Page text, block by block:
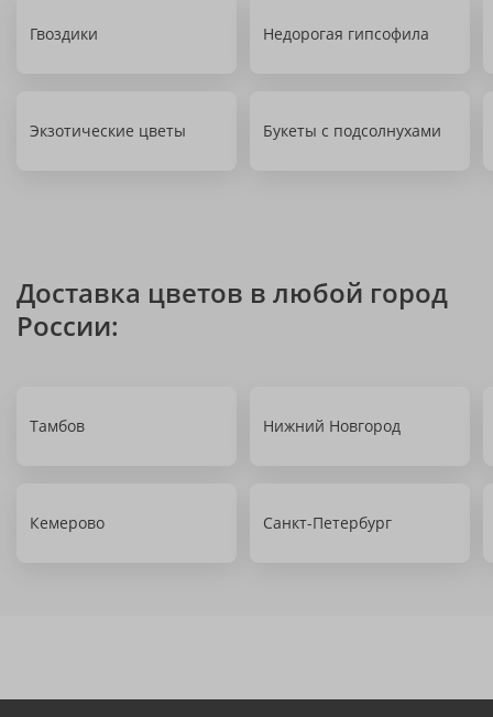
Гвоздики Недорогая гипсофила
Экзотические цветы Букеты с подсолнухами
Доставка цветов в любой город
России:
Тамбов Нижний Новгород
Кемерово Санкт-Петербург